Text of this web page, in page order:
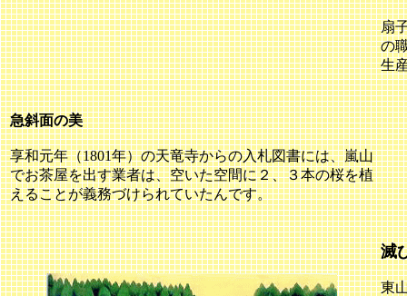
扇
の
生
急斜面の美
享和元年（1801年）の天竜寺からの入札図書には、嵐山
でお茶屋を出す業者は、空いた空間に２、３本の桜を植
えることが義務づけられていたんです。
滅
東